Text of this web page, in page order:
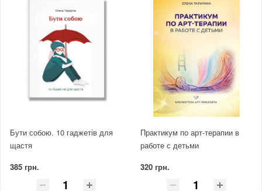
Бути собою. 10 гаджетів для
щастя
385 грн.
Практикум по арт-терапии в
работе с детьми
320 грн.